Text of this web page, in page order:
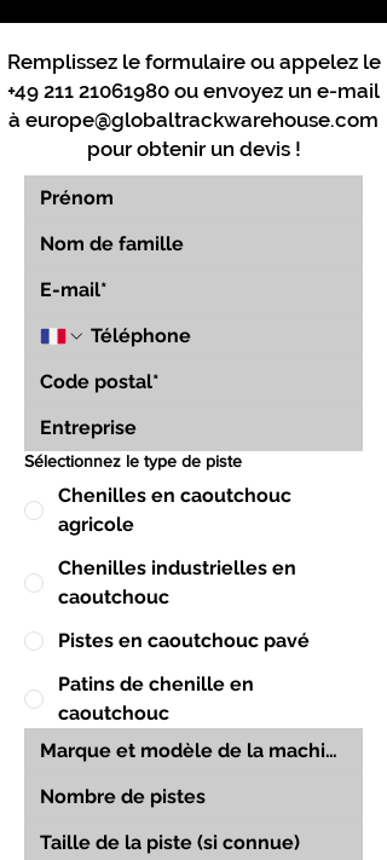
Remplissez le formulaire ou appelez le
+49 211 21061980 ou envoyez un e-mail
à europe@globaltrackwarehouse.com
pour obtenir un devis !
Sélectionnez le type de piste
Chenilles en caoutchouc
agricole
Chenilles industrielles en
caoutchouc
Pistes en caoutchouc pavé
Patins de chenille en
caoutchouc